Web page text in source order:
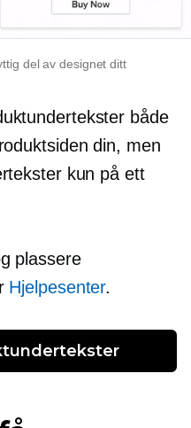
del av designet ditt
både
din, men
kun på ett
plassere
Hjelpesenter.